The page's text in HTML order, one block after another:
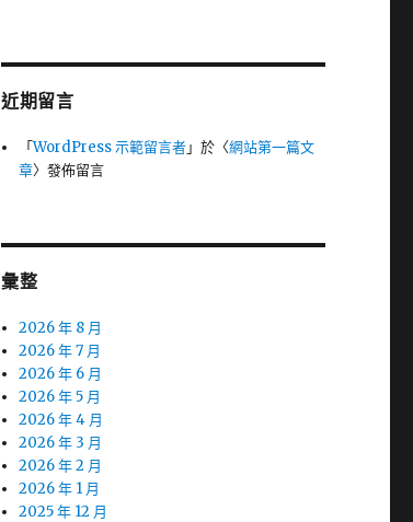
近期留言
「WordPress 示範留言者」於〈網站第一篇文
章〉發佈留言
彙整
2026 年 8 月
2026 年 7 月
2026 年 6 月
2026 年 5 月
2026 年 4 月
2026 年 3 月
2026 年 2 月
2026 年 1 月
2025 年 12 月